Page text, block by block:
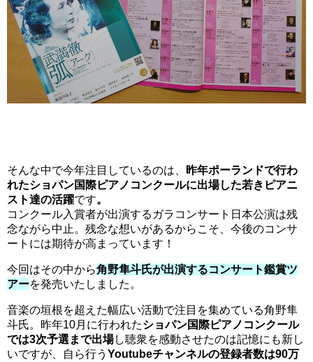
そんな中で今年注目しているのは、
昨年ポーランドで行わ
れたショパン国際ピアノコンクールに出場した若きピアニ
スト達の活躍です。
コンクール入賞者が出演するガラコンサート日本公演は残
念ながら中止。残念な想いがあるからこそ、今後のコンサ
ートには期待が高まっています！
今回はその中から角野隼斗氏が出演するコンサート鑑賞ツ
アーを発売いたしました。
音楽の垣根を超えた幅広い活動で注目を集めている角野隼
斗氏。昨年10月に行われたショパン国際ピアノコンクール
では3次予選まで出場し聴衆を感動させたのは記憶にも新し
いですが、自ら行う Youtubeチャンネルの登録者数は90万